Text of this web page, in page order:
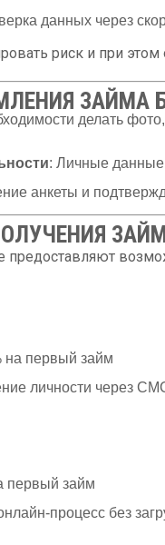
данных через
риск и при
ЗАЙМА
делать
: Личные
анкеты и
на первый займ
личности через
первый займ
процесс без